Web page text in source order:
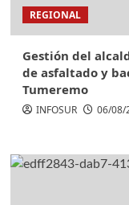
REGIONAL
Gestión del
de asfaltado y
Tumeremo
INFOSUR 06/08/